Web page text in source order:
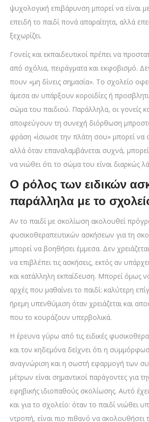
ψυχολογική επιβάρυνση μπορεί να είναι
επειδή το παιδί πονά απαραίτητα, αλλά
ξεχωρίζει.
Γονείς και εκπαιδευτικοί πρέπει να
από σχόλια, πειράγματα και εκφοβισμό.
πουν «μη δίνεις σημασία». Το σχολείο
άμεσα αν υπάρξουν κοροϊδίες ή
σώμα του παιδιού. Παράλληλα, οι γονείς
αποφεύγουν τη συνεχή διόρθωση
φράση «ίσιωσε την πλάτη σου» μπορεί να
αλλά όταν επαναλαμβάνεται συχνά, μπορεί
να νιώθει ότι το σώμα του είναι διαρκώς
Ο ρόλος των ειδικών
παράλληλα με το
Αν το παιδί με σκολίωση ακολουθεί
φυσικοθεραπευτικών ασκήσεων για τη
μπορεί να βοηθήσει έμμεσα. Δεν
να επιβλέπει τις ασκήσεις, εκτός αν
και κατάλληλη εκπαίδευση. Μπορεί όμως
αρχές που μαθαίνει το παιδί: καλύτερη
ήρεμη υπενθύμιση όταν χρειάζεται και
που το κουράζουν υπερβολικά.
Η έρευνα γύρω από τις ειδικές
και τον κηδεμόνα δείχνει ότι η
αναγνώριση και η σωστή εφαρμογή των
μέτρων είναι σημαντικοί παράγοντες για
εφηβικής ιδιοπαθούς σκολίωσης. Αυτό
και για το σχολείο: όταν το παιδί νιώθει
ντροπή, είναι πιο πιθανό να ακολουθήσει